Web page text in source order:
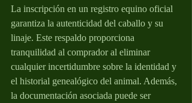
La inscripción en un registro equino oficial
garantiza la autenticidad del caballo y su
linaje. Este respaldo proporciona
tranquilidad al comprador al eliminar
cualquier incertidumbre sobre la identidad y
el historial genealógico del animal. Además,
la documentación asociada puede ser